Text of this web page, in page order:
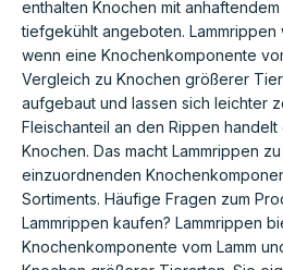
enthalten Knochen mit
tiefgekühlt angeboten.
wenn eine Knochenkomponente
Vergleich zu Knochen größerer
aufgebaut und lassen sich leichter
Fleischanteil an den Rippen
Knochen. Das macht Lammrippen
einzuordnenden
Sortiments. Häufige Fragen zum
Lammrippen kaufen? Lammrippen
Knochenkomponente vom Lamm